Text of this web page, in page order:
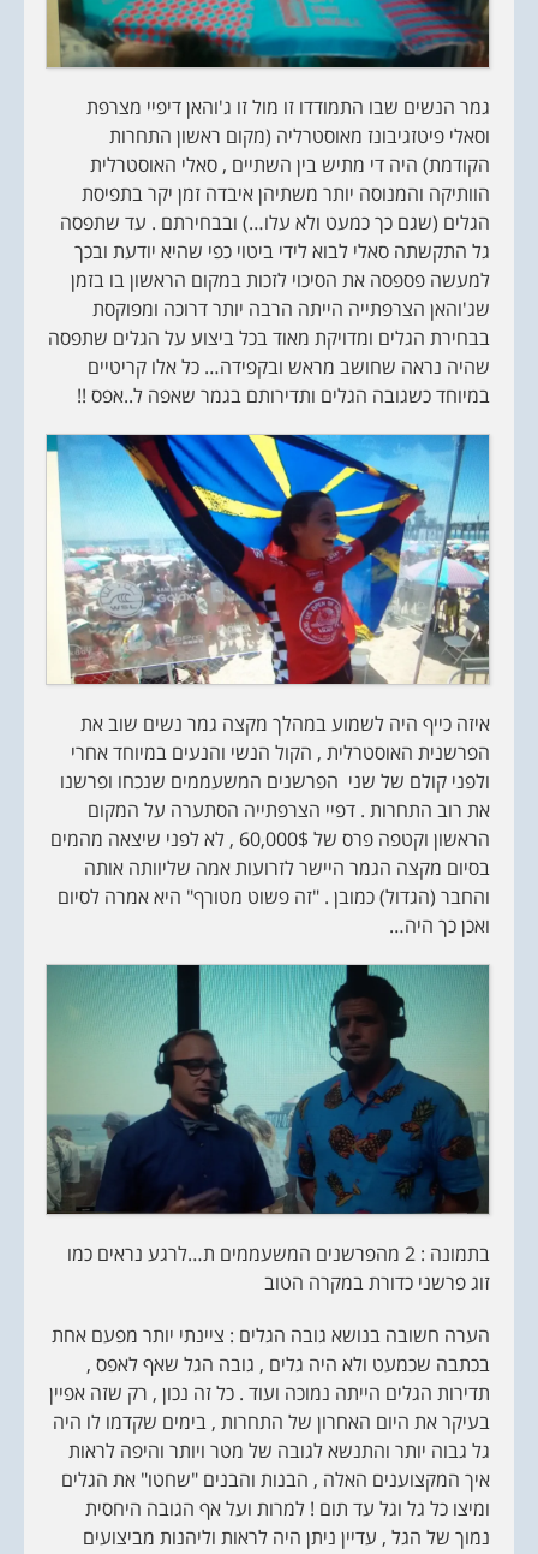
גמר הנשים שבו התמודדו זו מול זו ג'והאן דיפיי מצרפת
וסאלי פיטזגיבונז מאוסטרליה (מקום ראשון התחרות
הקודמת) היה די מתיש בין השתיים , סאלי האוסטרלית
הוותיקה והמנוסה יותר משתיהן איבדה זמן יקר בתפיסת
הגלים (שגם כך כמעט ולא עלו…) ובבחירתם . עד שתפסה
גל התקשתה סאלי לבוא לידי ביטוי כפי שהיא יודעת ובכך
למעשה פספסה את הסיכוי לזכות במקום הראשון בו בזמן
שג'והאן הצרפתייה הייתה הרבה יותר דרוכה ומפוקסת
בבחירת הגלים ומדויקת מאוד בכל ביצוע על הגלים שתפסה
שהיה נראה שחושב מראש ובקפידה… כל אלו קריטיים
במיוחד כשגובה הגלים ותדירותם בגמר שאפה ל..אפס !!
איזה כייף היה לשמוע במהלך מקצה גמר נשים שוב את
הפרשנית האוסטרלית , הקול הנשי והנעים במיוחד אחרי
ולפני קולם של שני הפרשנים המשעממים שנכחו ופרשנו
את רוב התחרות . דפיי הצרפתייה הסתערה על המקום
הראשון וקטפה פרס של 60,000$ , לא לפני שיצאה מהמים
בסיום מקצה הגמר היישר לזרועות אמה שליוותה אותה
והחבר (הגדול) כמובן . "זה פשוט מטורף" היא אמרה לסיום
ואכן כך היה…
בתמונה : 2 מהפרשנים המשעממים ת…לרגע נראים כמו
זוג פרשני כדורת במקרה הטוב
הערה חשובה בנושא גובה הגלים : ציינתי יותר מפעם אחת
בכתבה שכמעט ולא היה גלים , גובה הגל שאף לאפס ,
תדירות הגלים הייתה נמוכה ועוד . כל זה נכון , רק שזה אפיין
בעיקר את היום האחרון של התחרות , בימים שקדמו לו היה
גל גבוה יותר והתנשא לגובה של מטר ויותר והיפה לראות
איך המקצוענים האלה , הבנות והבנים "שחטו" את הגלים
ומיצו כל גל וגל עד תום ! למרות ועל אף הגובה היחסית
נמוך של הגל , עדיין ניתן היה לראות וליהנות מביצועים